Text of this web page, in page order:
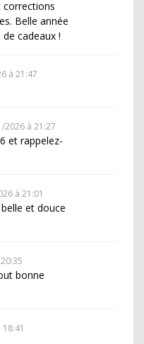
corrections
Belle année
cadeaux !
à 21:47
2026 à 21:27
et rappelez-
à 21:01
et douce
bonne